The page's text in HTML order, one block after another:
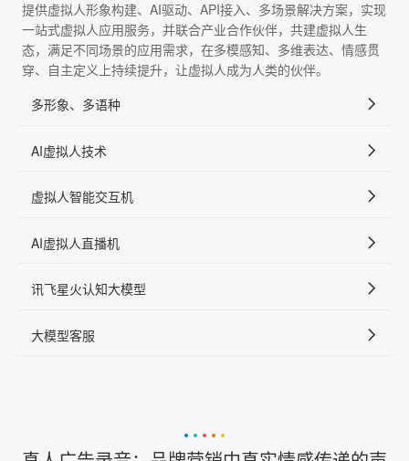
提供虚拟人形象构建、AI驱动、API接入、多场景解决方案，实现
一站式虚拟人应用服务，并联合产业合作伙伴，共建虚拟人生
态，满足不同场景的应用需求，在多模感知、多维表达、情感贯
穿、自主定义上持续提升，让虚拟人成为人类的伙伴。
多形象、多语种
AI虚拟人技术
虚拟人智能交互机
AI虚拟人直播机
讯飞星火认知大模型
大模型客服